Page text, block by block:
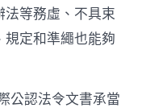
等務虛、不具束
定和準繩也能夠
公認法令文書承當